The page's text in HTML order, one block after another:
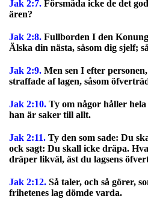
Jak 2:7. Försmäda icke de det
ären?
Jak 2:8. Fullborden I den
Älska din nästa, såsom dig sjelf;
Jak 2:9. Men sen I efter
straffade af lagen, såsom
Jak 2:10. Ty om någor håller
han är saker till allt.
Jak 2:11. Ty den som sade: Du
ock sagt: Du skall icke dräpa.
dräper likväl, äst du lagsens
Jak 2:12. Så taler, och så görer,
frihetenes lag dömde varda.